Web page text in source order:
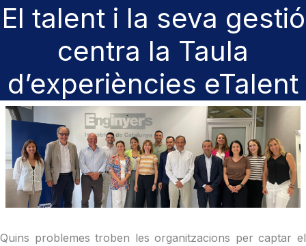
El talent i la seva gestió
centra la Taula
d’experiències eTalent
Quins problemes troben les organitzacions per captar el